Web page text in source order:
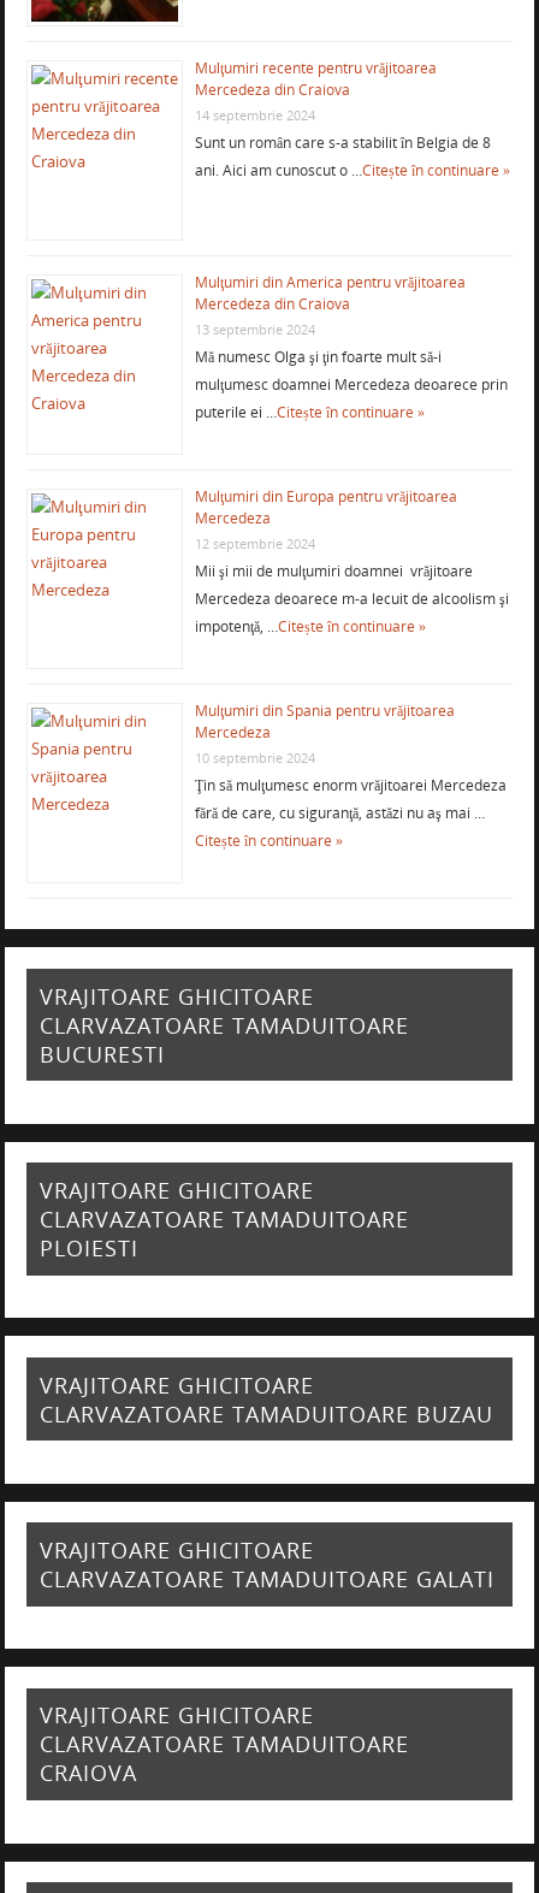
Mulţumiri recente pentru vrăjitoarea
Mercedeza din Craiova
14 septembrie 2024
Sunt un român care s-a stabilit în Belgia de 8
ani. Aici am cunoscut o …Citește în continuare »
Mulţumiri din America pentru vrăjitoarea
Mercedeza din Craiova
13 septembrie 2024
Mă numesc Olga şi ţin foarte mult să-i
mulţumesc doamnei Mercedeza deoarece prin
puterile ei …Citește în continuare »
Mulţumiri din Europa pentru vrăjitoarea
Mercedeza
12 septembrie 2024
Mii şi mii de mulţumiri doamnei vrăjitoare
Mercedeza deoarece m-a lecuit de alcoolism şi
impotenţă, …Citește în continuare »
Mulţumiri din Spania pentru vrăjitoarea
Mercedeza
10 septembrie 2024
Ţin să mulţumesc enorm vrăjitoarei Mercedeza
fără de care, cu siguranţă, astăzi nu aş mai …
Citește în continuare »
VRAJITOARE GHICITOARE
CLARVAZATOARE TAMADUITOARE
BUCURESTI
VRAJITOARE GHICITOARE
CLARVAZATOARE TAMADUITOARE
PLOIESTI
VRAJITOARE GHICITOARE
CLARVAZATOARE TAMADUITOARE BUZAU
VRAJITOARE GHICITOARE
CLARVAZATOARE TAMADUITOARE GALATI
VRAJITOARE GHICITOARE
CLARVAZATOARE TAMADUITOARE
CRAIOVA